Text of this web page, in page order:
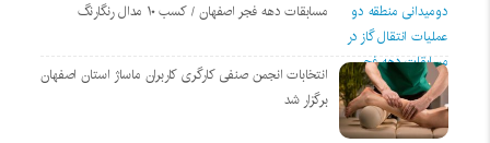
مسابقات دهه فجر اصفهان / کسب ۱۰ مدال رنگارنگ
انتخابات انجمن صنفی کارگری کاربران ماساژ استان اصفهان
برگزار شد